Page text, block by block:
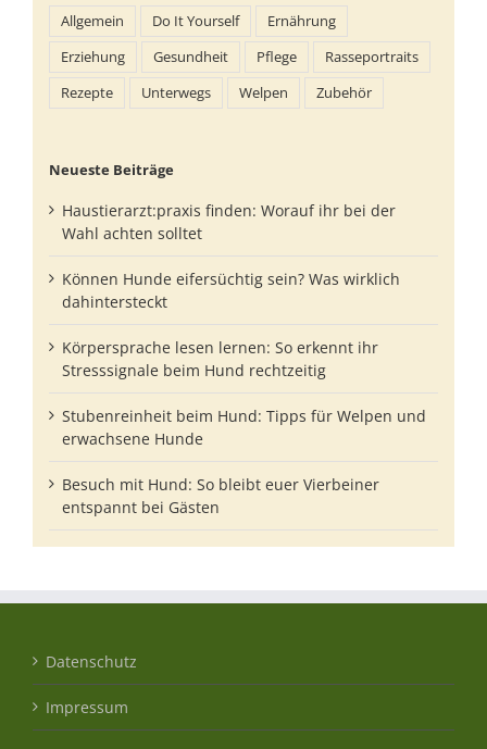
Allgemein Do It Yourself
Ernährung
Erziehung
Gesundheit Pflege
Rasseportraits
Rezepte
Unterwegs Welpen Zubehör
Neueste Beiträge
Haustierarzt:praxis finden: Worauf ihr bei der
Wahl achten solltet
Können Hunde eifersüchtig sein? Was wirklich
dahintersteckt
Körpersprache lesen lernen: So erkennt ihr
Stresssignale beim Hund rechtzeitig
Stubenreinheit beim Hund: Tipps für Welpen und
erwachsene Hunde
Besuch mit Hund: So bleibt euer Vierbeiner
entspannt bei Gästen
Datenschutz
Impressum